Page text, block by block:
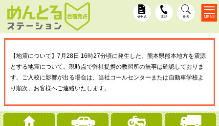
仮申込 電話 検索
【地震について】7月28日 16時27分頃に発生した、熊本県熊本地方を震源
とする地震について。現時点で弊社提携の教習所の無事は確認しておりま
す。ご入校に影響が出る場合は、当社コールセンターまたは自動車学校よ
り順次、お客様へご連絡いたします。
MENU